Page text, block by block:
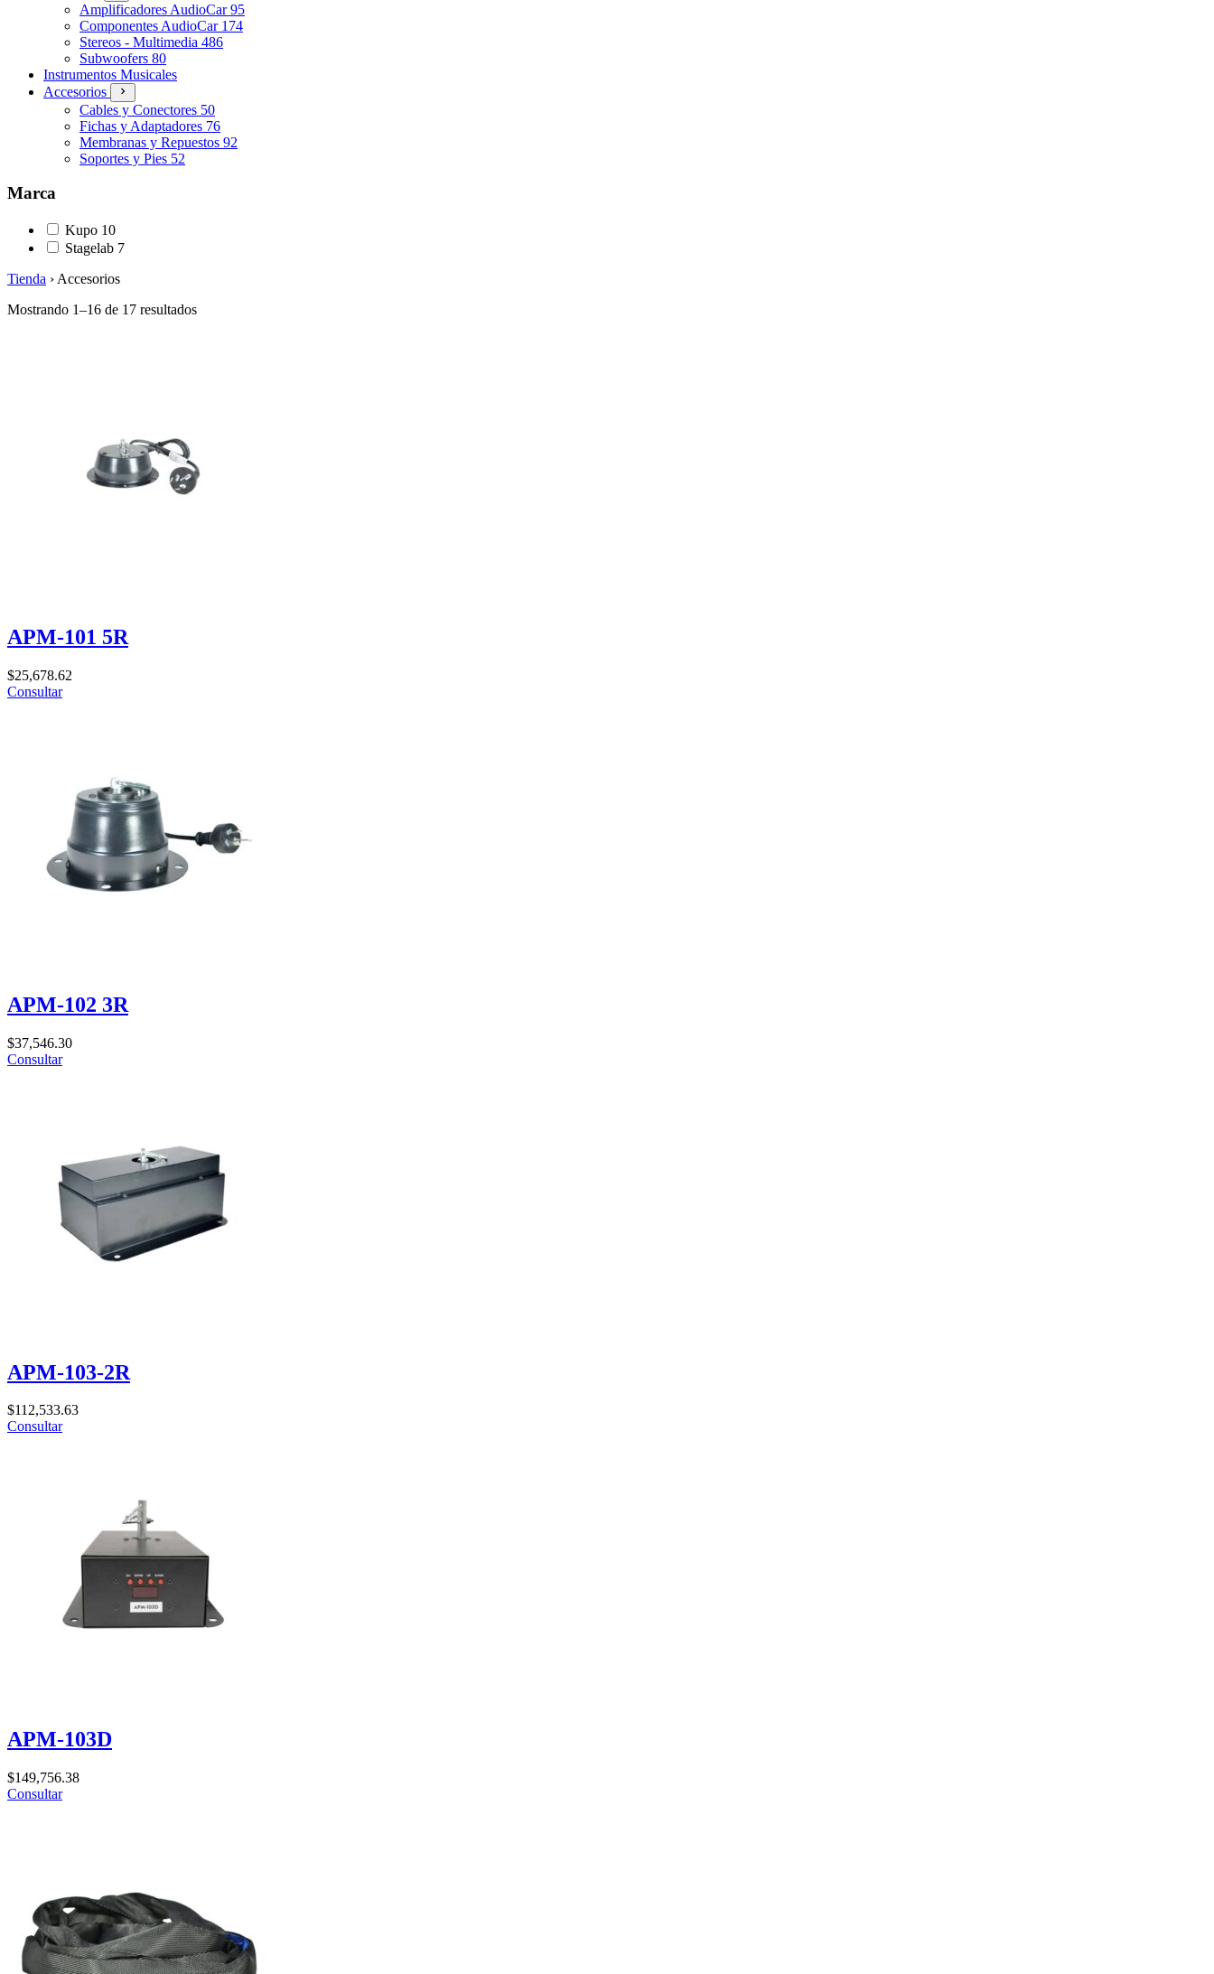
Amplificadores AudioCar95
Componentes AudioCar 174
Stereos - Multimedia 486
Subwoofers 80
Instrumentos Musicales
Accesorios
Cables y Conectores 50
Fichas y Adaptadores 76
Membranas y Repuestos 92
Soportes y Pies 52
Marca
Kupo 10
Stagelab 7
Tienda › Accesorios
Mostrando 1–16 de 17 resultados
APM-101 5R
$25,678.62
Consultar
APM-102 3R
$37,546.30
Consultar
APM-103-2R
$112,533.63
Consultar
APM-103D
$149,756.38
Consultar